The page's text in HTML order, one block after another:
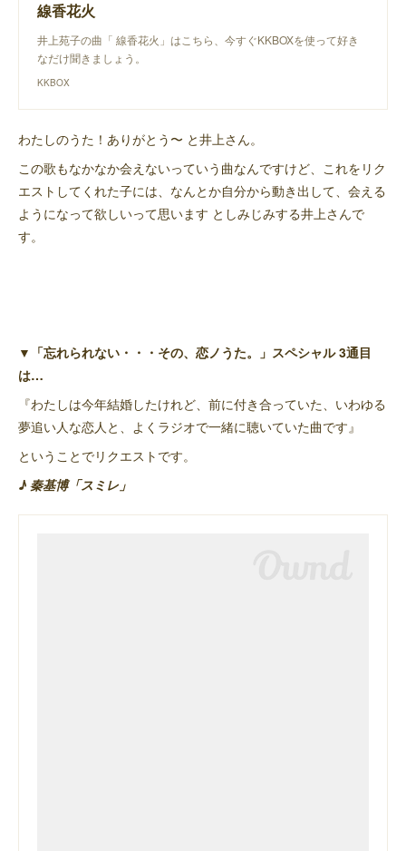
線香花火
井上苑子の曲「 線香花火」はこちら、今すぐKKBOXを使って好き
なだけ聞きましょう。
KKBOX
わたしのうた！ありがとう〜 と井上さん。
この歌もなかなか会えないっていう曲なんですけど、これをリク
エストしてくれた子には、なんとか自分から動き出して、会える
ようになって欲しいって思います としみじみする井上さんで
す。
▼「忘れられない・・・その、恋ノうた。」スペシャル 3通目
は…
『わたしは今年結婚したけれど、前に付き合っていた、いわゆる
夢追い人な恋人と、よくラジオで一緒に聴いていた曲です』
ということでリクエストです。
♪ 秦基博「スミレ」